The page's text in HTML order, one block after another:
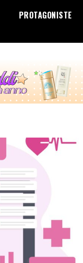
PROTAGONISTE